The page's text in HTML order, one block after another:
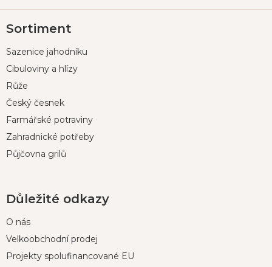
á
a
Sortiment
Sazenice jahodníku
Cibuloviny a hlízy
Růže
Český česnek
Farmářské potraviny
Zahradnické potřeby
Půjčovna grilů
Důležité odkazy
O nás
Velkoobchodní prodej
Projekty spolufinancované EU